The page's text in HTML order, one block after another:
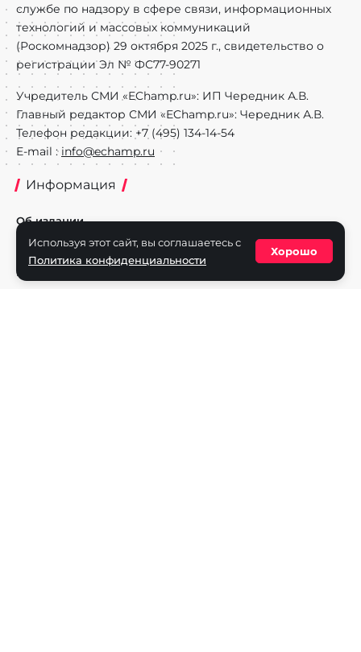
службе по надзору в сфере связи, информационных
технологий и массовых коммуникаций
(Роскомнадзор) 29 октября 2025 г., свидетельство о
регистрации Эл № ФС77-90271
Учредитель СМИ «EChamp.ru»: ИП Чередник А.В.
Главный редактор СМИ «EChamp.ru»: Чередник А.В.
Телефон редакции: +7 (495) 134-14-54
E-mail : info@echamp.ru
Информация
Об издании
Реклама на портале
Политика конфиденциальности
Используя этот сайт, вы соглашаетесь с
Политика конфиденциальности
Хорошо